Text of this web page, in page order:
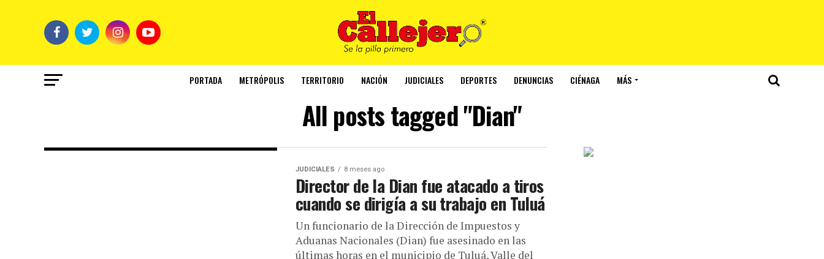
PORTADA METRÓPOLIS TERRITORIO NACIÓN JUDICIALES DEPORTES DENUNCIAS CIÉNAGA MÁS
All posts tagged "Dian"
JUDICIALES 8 meses ago
Director de la Dian fue atacado a tiros
cuando se dirigía a su trabajo en Tuluá
Un funcionario de la Dirección de Impuestos y
Aduanas Nacionales (Dian) fue asesinado en las
últimas horas en el municipio de Tuluá, Valle del